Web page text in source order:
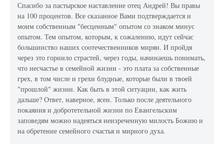
Спасибо за пастырское наставление отец Андрей! Вы правы
на 100 процентов. Все сказанное Вами подтверждается и
моим собственным "бесценным" опытом со знаком минус
опытом. Тем опытом, которым, к сожалению, идут сейчас
большинство наших соотечественников мирян. И пройдя
через это горнило страстей, через годы, начинаешь понимать,
что несчастье в семейной жизни - это плата за собственные
грех, в том числе и грехи блудные, которые были в твоей
"прошлой" жизни. Как быть в этой ситуации, как жить
дальше? Ответ, наверное, ясен. Только после деятельного
покаяния и добротетельной жизни по Евангельским
заповедям можно надеяться неизреченную милость Божию и
на обретение семейного счастья и мирного духа.